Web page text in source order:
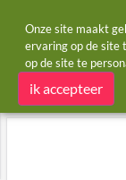
Startpagina Winkels
Wrong
Onze site maakt
ervaring op de site
op de site te
ik accepteer